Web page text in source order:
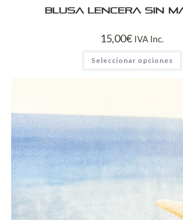
Blusa lencera sin
15,00€ IVA Inc.
Seleccionar opciones